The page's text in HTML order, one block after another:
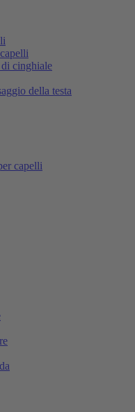
di cinghiale
della testa
capelli